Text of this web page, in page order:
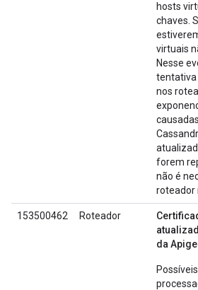
hosts
chaves.
virtuais
Nesse
tentativa
nos
forem
não é
roteador
153500462 Roteador
da